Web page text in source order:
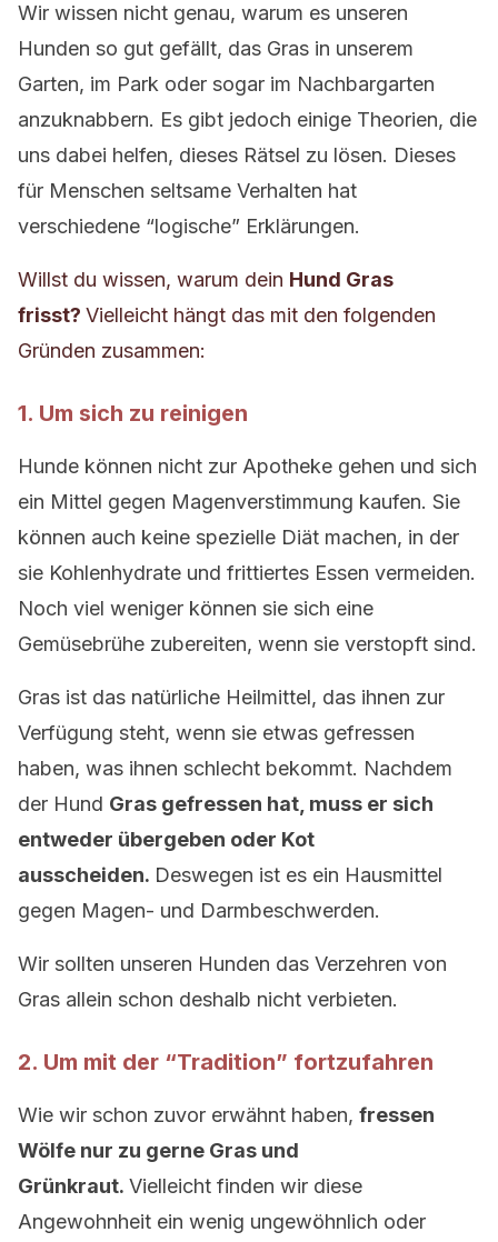
Wir wissen nicht genau, warum es unseren
Hunden so gut gefällt, das Gras in unserem
Garten, im Park oder sogar im Nachbargarten
anzuknabbern. Es gibt jedoch einige Theorien, die
uns dabei helfen, dieses Rätsel zu lösen. Dieses
für Menschen seltsame Verhalten hat
verschiedene “logische” Erklärungen.
Willst du wissen, warum dein Hund Gras
frisst? Vielleicht hängt das mit den folgenden
Gründen zusammen:
1. Um sich zu reinigen
Hunde können nicht zur Apotheke gehen und sich
ein Mittel gegen Magenverstimmung kaufen. Sie
können auch keine spezielle Diät machen, in der
sie Kohlenhydrate und frittiertes Essen vermeiden.
Noch viel weniger können sie sich eine
Gemüsebrühe zubereiten, wenn sie verstopft sind.
Gras ist das natürliche Heilmittel, das ihnen zur
Verfügung steht, wenn sie etwas gefressen
haben, was ihnen schlecht bekommt. Nachdem
der Hund Gras gefressen hat, muss er sich
entweder übergeben oder Kot
ausscheiden. Deswegen ist es ein Hausmittel
gegen Magen- und Darmbeschwerden.
Wir sollten unseren Hunden das Verzehren von
Gras allein schon deshalb nicht verbieten.
2. Um mit der “Tradition” fortzufahren
Wie wir schon zuvor erwähnt haben, fressen
Wölfe nur zu gerne Gras und
Grünkraut. Vielleicht finden wir diese
Angewohnheit ein wenig ungewöhnlich oder